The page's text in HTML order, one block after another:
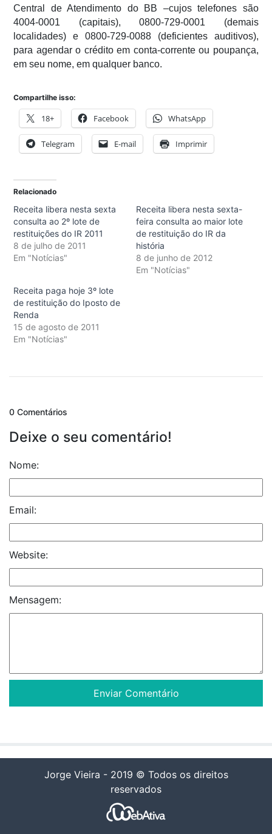
Central de Atendimento do BB –cujos telefones são
4004-0001 (capitais), 0800-729-0001 (demais
localidades) e 0800-729-0088 (deficientes auditivos),
para agendar o crédito em conta-corrente ou poupança,
em seu nome, em qualquer banco.
Compartilhe isso:
18+ Facebook WhatsApp
Telegram E-mail Imprimir
Relacionado
Receita libera nesta sexta
consulta ao 2º lote de
restituições do IR 2011
8 de julho de 2011
Em "Notícias"
Receita libera nesta sexta-
feira consulta ao maior lote
de restituição do IR da
história
8 de junho de 2012
Em "Notícias"
Receita paga hoje 3º lote
de restituição do Iposto de
Renda
15 de agosto de 2011
Em "Notícias"
0 Comentários
Deixe o seu comentário!
Nome:
Email:
Website:
Mensagem:
Jorge Vieira - 2019 © Todos os direitos
reservados